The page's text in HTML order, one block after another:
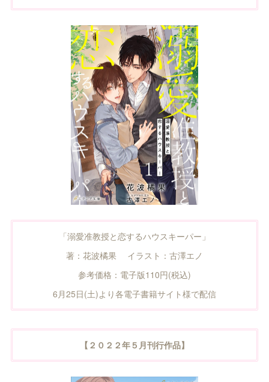
「溺愛准教授と恋するハウスキーパー」
著：花波橘果 イラスト：古澤エノ
参考価格：電子版110円(税込)
6月25日(土)より各電子書籍サイト様で配信
【２０２２年５月刊行作品】